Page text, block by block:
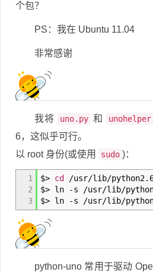
个包？
PS：我在 Ubuntu 11.04
非常感谢
我将 uno.py 和
6，这似乎可行。
以 root 身份(或使用
sudo )：
1
2
3
$> cd
/usr/lib/
$> ln -s /usr/lib/
$> ln -s /usr/lib/
python-uno 常用于驱动